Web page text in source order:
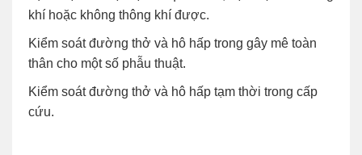
khí hoặc không thông khí được.
Kiểm soát đường thở và hô hấp trong gây mê toàn
thân cho một số phẫu thuật.
Kiểm soát đường thở và hô hấp tạm thời trong cấp
cứu.